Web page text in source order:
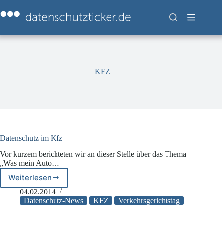
Inhalt
springen
KFZ
Datenschutz im Kfz
Vor kurzem berichteten wir an dieser Stelle über das Thema
„Was mein Auto…
WeiterlesenDatenschutz
im
Kfz
04.02.2014
Datenschutz-News
KFZ Verkehrsgerichtstag